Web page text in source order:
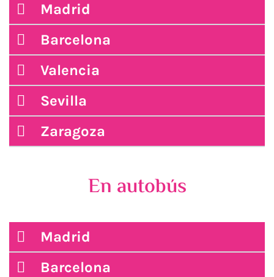
Madrid
Barcelona
Valencia
Sevilla
Zaragoza
En autobús
Madrid
Barcelona